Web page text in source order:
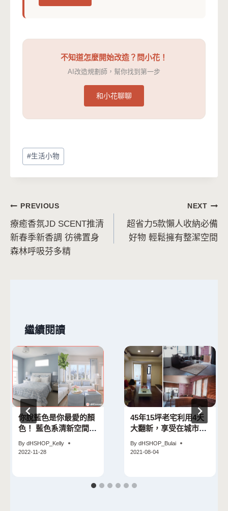
不知道怎麼開始改造？問小花！
AI改造規劃師，幫你找到第一步
和小花聊聊
Post
Tags:
#生活小物
文
章
導
PREVIOUS
療癒香氛JD SCENT推清
新春季新香調 彷彿置身
森林呼吸芬多精
NEXT
超省力5款懶人收納必備
好物 輕鬆擁有整潔空間
繼續閱讀
你說藍色是你最愛的顏
色！ 藍色系清新空間提
By dHSHOP_Kelly
2022-11-28
45年15坪老宅利用4天
大翻新，享受在城市中
By dHSHOP_Bulai
2021-08-04